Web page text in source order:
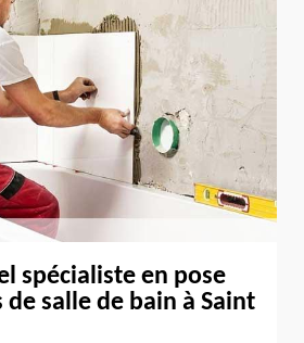
spécialiste en pose
de salle de bain à Saint